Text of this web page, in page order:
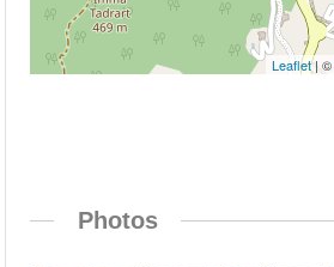
Leaflet| ©
Photos